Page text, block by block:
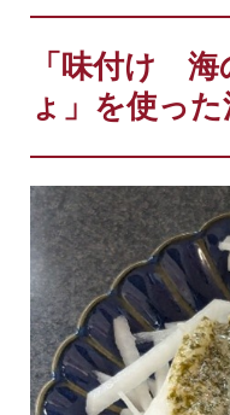
「味付け 海
ょ」を使っ